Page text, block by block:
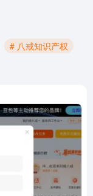
# 八戒知识产权